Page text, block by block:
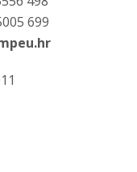
699